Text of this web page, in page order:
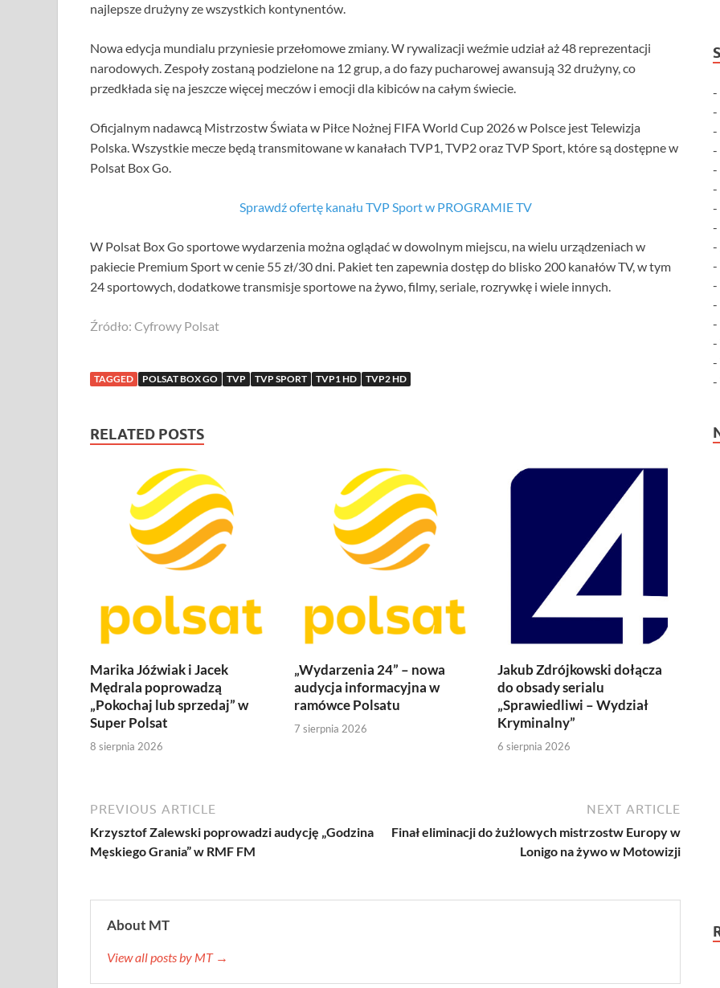
najlepsze drużyny ze wszystkich kontynentów.
Nowa edycja mundialu przyniesie przełomowe zmiany. W rywalizacji weźmie udział aż 48 reprezentacji
narodowych. Zespoły zostaną podzielone na 12 grup, a do fazy pucharowej awansują 32 drużyny, co
przedkłada się na jeszcze więcej meczów i emocji dla kibiców na całym świecie.
Oficjalnym nadawcą Mistrzostw Świata w Piłce Nożnej FIFA World Cup 2026 w Polsce jest Telewizja
Polska. Wszystkie mecze będą transmitowane w kanałach TVP1, TVP2 oraz TVP Sport, które są dostępne w
Polsat Box Go.
Sprawdź ofertę kanału TVP Sport w PROGRAMIE TV
W Polsat Box Go sportowe wydarzenia można oglądać w dowolnym miejscu, na wielu urządzeniach w
pakiecie Premium Sport w cenie 55 zł/30 dni. Pakiet ten zapewnia dostęp do blisko 200 kanałów TV, w tym
24 sportowych, dodatkowe transmisje sportowe na żywo, filmy, seriale, rozrywkę i wiele innych.
Źródło: Cyfrowy Polsat
TAGGED POLSAT BOX GO TVP TVP SPORT TVP1 HD TVP2 HD
RELATED POSTS
Marika Jóźwiak i Jacek
Mędrala poprowadzą
„Pokochaj lub sprzedaj” w
Super Polsat
8 sierpnia 2026
„Wydarzenia 24” – nowa
audycja informacyjna w
ramówce Polsatu
7 sierpnia 2026
Jakub Zdrójkowski dołącza
do obsady serialu
„Sprawiedliwi – Wydział
Kryminalny”
6 sierpnia 2026
PREVIOUS ARTICLE
Krzysztof Zalewski poprowadzi audycję „Godzina
Męskiego Grania” w RMF FM
NEXT ARTICLE
Finał eliminacji do żużlowych mistrzostw Europy w
Lonigo na żywo w Motowizji
About MT
View all posts by MT →
-
-
-
-
-
-
-
-
-
-
-
-
-
-
-
-